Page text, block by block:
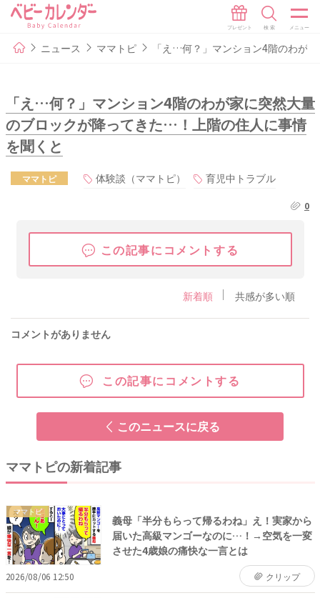
ニュース ママトピ 「え…何？」マンション4階のわが
「え…何？」マンション4階のわが家に突然大量
のブロックが降ってきた…！上階の住人に事情
を聞くと
ママトピ 体験談（ママトピ） 育児中トラブル
0
この記事にコメントする
新着順 共感が多い順
コメントがありません
この記事にコメントする
このニュースに戻る
ママトピの新着記事
ママトピ
義母「半分もらって帰るわね」え！実家から
届いた高級マンゴーなのに…！→空気を一変
させた4歳娘の痛快な一言とは
2026/08/06 12:50 クリップ